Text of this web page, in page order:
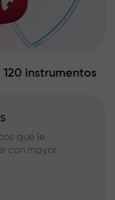
120 instrumentos
que le
con mayor